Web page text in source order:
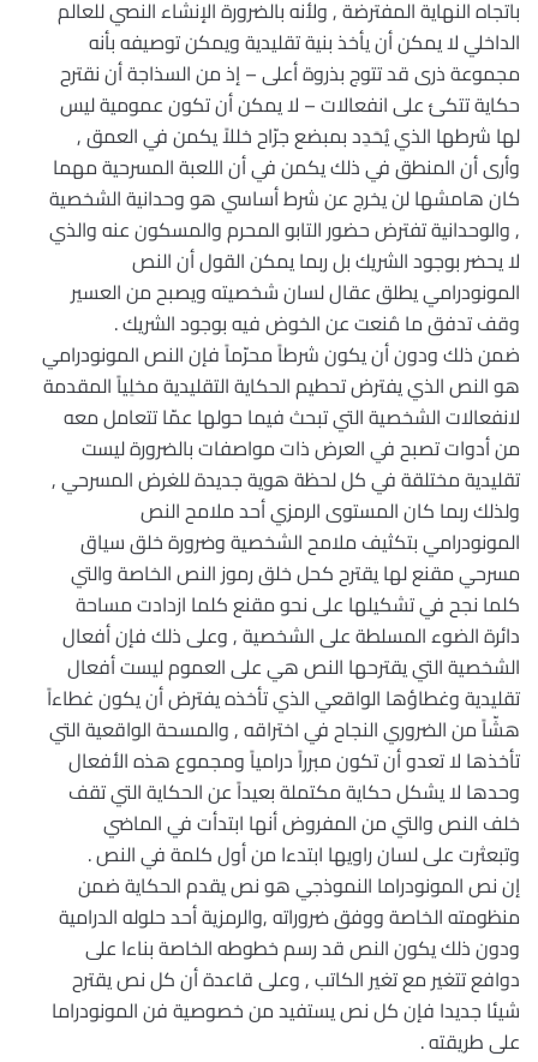
باتجاه النهاية المفترضة , ولأنه بالضرورة الإنشاء النصي للعالم
الداخلي لا يمكن أن يأخذ بنية تقليدية ويمكن توصيفه بأنه
مجموعة ذرى قد تتوج بذروة أعلى – إذ من السذاجة أن نقترح
حكاية تتكئ على انفعالات – لا يمكن أن تكون عمومية ليس
لها شرطها الذي يُحَدِد بمبضع جرّاح خللاً يكمن في العمق ,
وأرى أن المنطق في ذلك يكمن في أن اللعبة المسرحية مهما
كان هامشها لن يخرج عن شرط أساسي هو وحدانية الشخصية
, والوحدانية تفترض حضور التابو المحرم والمسكون عنه والذي
لا يحضر بوجود الشريك بل ربما يمكن القول أن النص
المونودرامي يطلق عقال لسان شخصيته ويصبح من العسير
وقف تدفق ما مُنعت عن الخوض فيه بوجود الشريك .
ضمن ذلك ودون أن يكون شرطاً محرّماً فإن النص المونودرامي
هو النص الذي يفترض تحطيم الحكاية التقليدية مخلِياً المقدمة
لانفعالات الشخصية التي تبحث فيما حولها عمّا تتعامل معه
من أدوات تصبح في العرض ذات مواصفات بالضرورة ليست
تقليدية مختلقة في كل لحظة هوية جديدة للغرض المسرحي ,
ولذلك ربما كان المستوى الرمزي أحد ملامح النص
المونودرامي بتكثيف ملامح الشخصية وضرورة خلق سياق
مسرحي مقنع لها يقترح كحل خلق رموز النص الخاصة والتي
كلما نجح في تشكيلها على نحو مقنع كلما ازدادت مساحة
دائرة الضوء المسلطة على الشخصية , وعلى ذلك فإن أفعال
الشخصية التي يقترحها النص هي على العموم ليست أفعال
تقليدية وغطاؤها الواقعي الذي تأخذه يفترض أن يكون غطاءاً
هشّاً من الضروري النجاح في اختراقه , والمسحة الواقعية التي
تأخذها لا تعدو أن تكون مبرراً درامياً ومجموع هذه الأفعال
وحدها لا يشكل حكاية مكتملة بعيداً عن الحكاية التي تقف
خلف النص والتي من المفروض أنها ابتدأت في الماضي
وتبعثرت على لسان راويها ابتدءا من أول كلمة في النص .
إن نص المونودراما النموذجي هو نص يقدم الحكاية ضمن
منظومته الخاصة ووفق ضروراته ,والرمزية أحد حلوله الدرامية
ودون ذلك يكون النص قد رسم خطوطه الخاصة بناءا على
دوافع تتغير مع تغير الكاتب , وعلى قاعدة أن كل نص يقترح
شيئا جديدا فإن كل نص يستفيد من خصوصية فن المونودراما
على طريقته .